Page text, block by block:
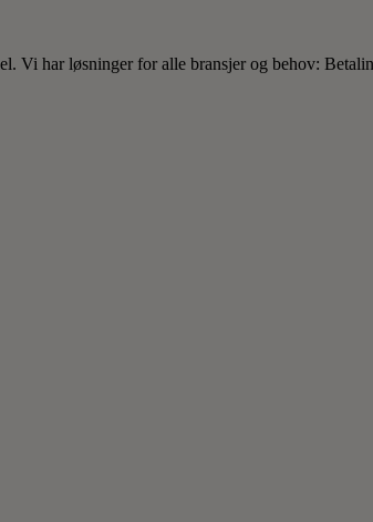
Vi har løsninger for alle bransjer og behov: